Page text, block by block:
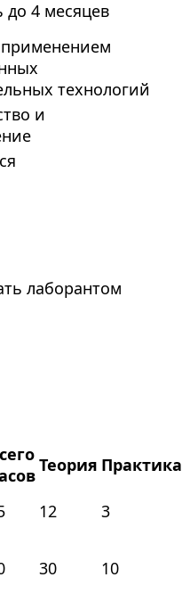
до 4 месяцев
технологий
и
лаборантом
Теория Практика
12 3
30 10